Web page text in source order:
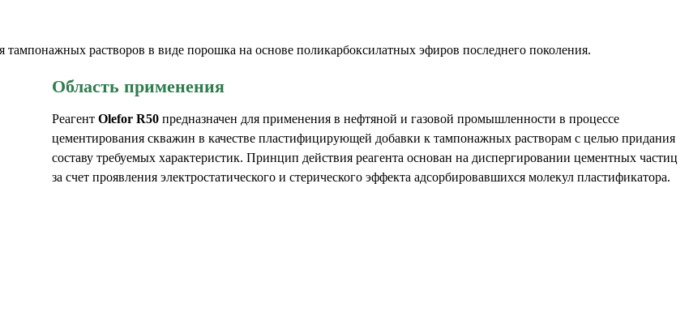
растворов в виде порошка на основе поликарбоксилатных эфиров последнего поколения.
Область применения
Реагент Olefor R50 предназначен для применения в нефтяной и газовой промышленности в процессе
цементирования скважин в качестве пластифицирующей добавки к тампонажных растворам с целью придания
составу требуемых характеристик. Принцип действия реагента основан на диспергировании цементных частиц
за счет проявления электростатического и стерического эффекта адсорбировавшихся молекул пластификатора.